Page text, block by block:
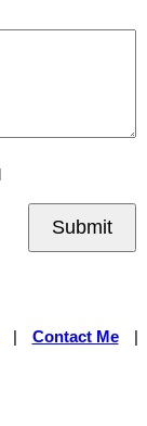
Submit
Contact Me